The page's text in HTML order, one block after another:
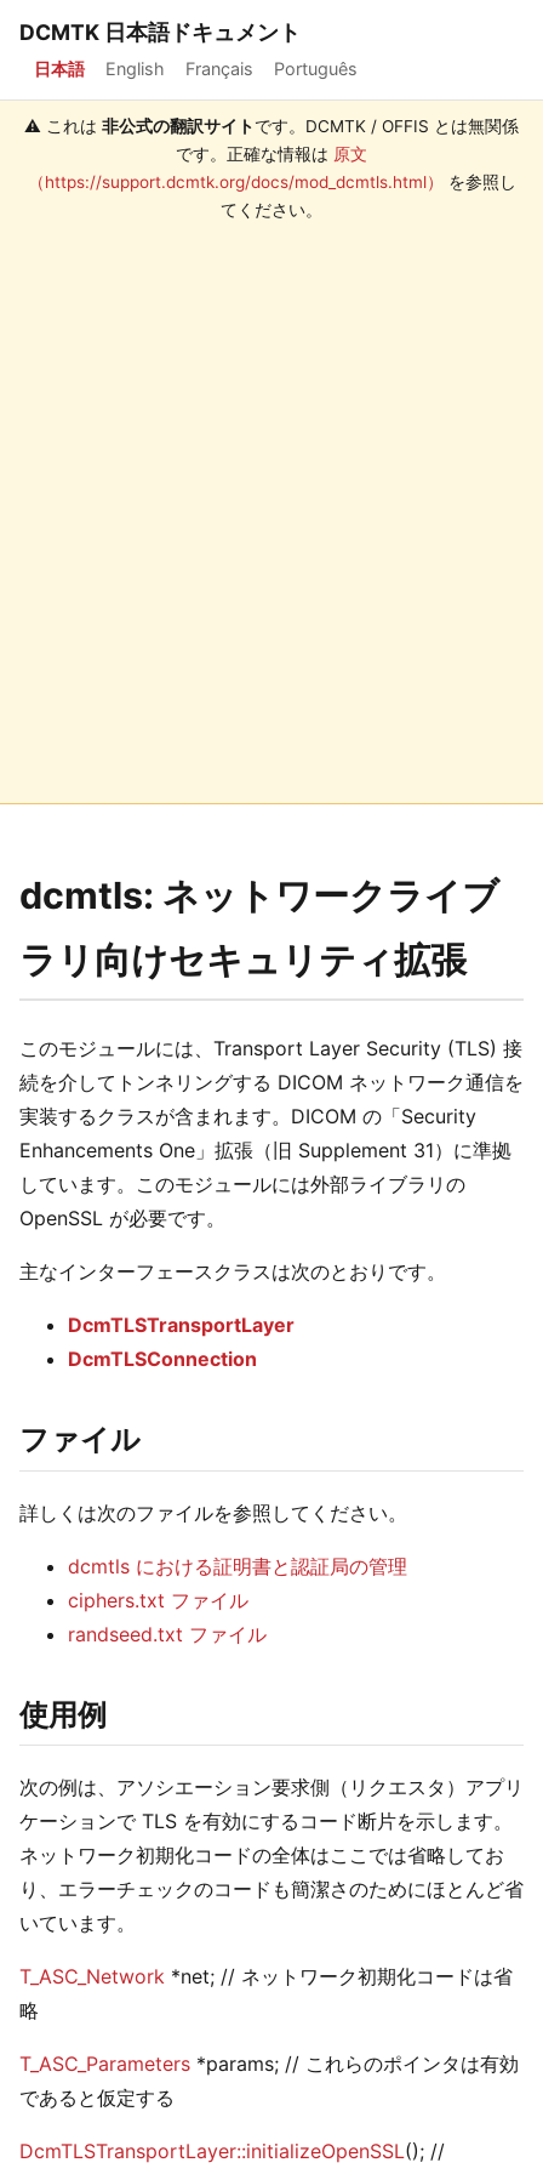
DCMTK 日本語ドキュメント
日本語 English Français Português
⚠️ これは 非公式の翻訳サイトです。DCMTK / OFFIS とは無関係
です。正確な情報は 原文
（https://support.dcmtk.org/docs/mod_dcmtls.html）
を参照し
てください。
dcmtls: ネットワークライブ
ラリ向けセキュリティ拡張
このモジュールには、Transport Layer Security (TLS) 接
続を介してトンネリングする DICOM ネットワーク通信を
実装するクラスが含まれます。DICOM の「Security
Enhancements One」拡張（旧 Supplement 31）に準拠
しています。このモジュールには外部ライブラリの
OpenSSL が必要です。
主なインターフェースクラスは次のとおりです。
DcmTLSTransportLayer
DcmTLSConnection
ファイル
詳しくは次のファイルを参照してください。
dcmtls における証明書と認証局の管理
ciphers.txt ファイル
randseed.txt ファイル
使用例
次の例は、アソシエーション要求側（リクエスタ）アプリ
ケーションで TLS を有効にするコード断片を示します。
ネットワーク初期化コードの全体はここでは省略してお
り、エラーチェックのコードも簡潔さのためにほとんど省
いています。
T_ASC_Network *net; // ネットワーク初期化コードは省
略
T_ASC_Parameters *params; // これらのポインタは有効
であると仮定する
DcmTLSTransportLayer::initializeOpenSSL(); //